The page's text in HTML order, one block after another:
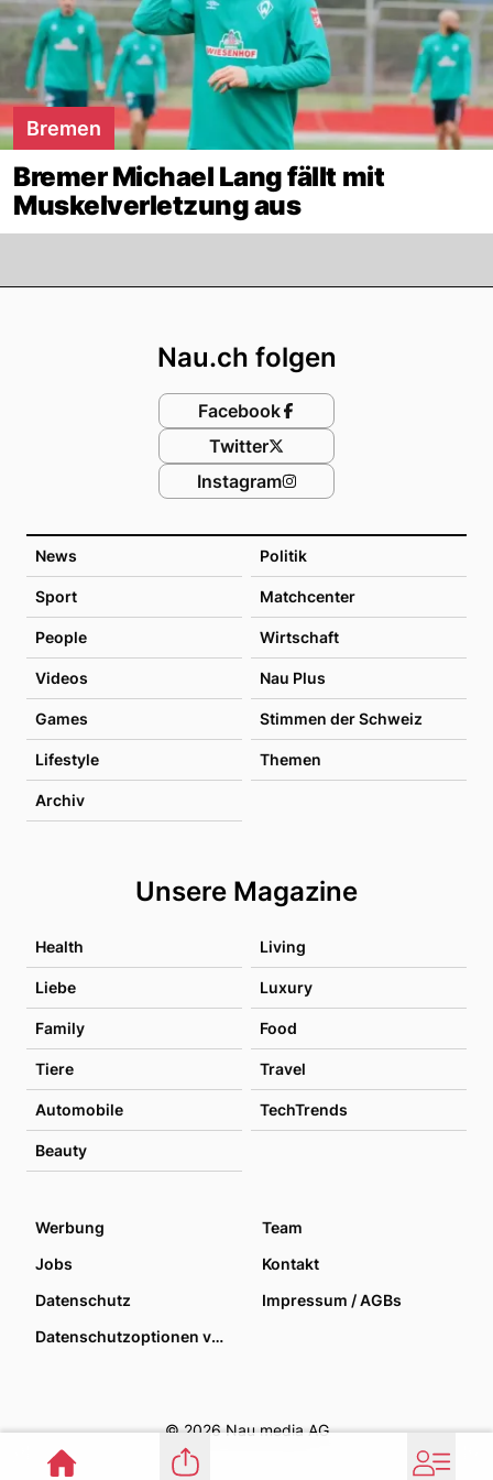
Bremen
Bremer Michael Lang fällt mit
Muskelverletzung aus
News Politik
Sport Matchcenter
People Wirtschaft
Videos Nau Plus
Games Stimmen der Schweiz
Lifestyle Themen
Archiv
Unsere Magazine
Health Living
Liebe Luxury
Family Food
Tiere Travel
Automobile TechTrends
Beauty
Nau.ch folgen
Facebook
Twitter
Instagram
Werbung
Team
Jobs
Kontakt
Datenschutz
Impressum / AGBs
Datenschutzoptionen verwalten
© 2026 Nau media AG